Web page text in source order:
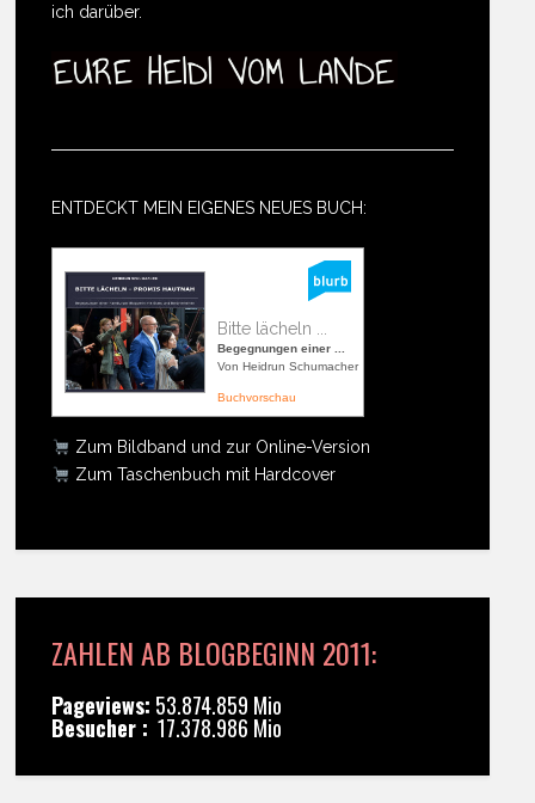
ich darüber.
ENTDECKT MEIN EIGENES NEUES BUCH:
Bitte lächeln ...
Begegnungen einer ...
Von Heidrun Schumacher
Buchvorschau
Zum Bildband und zur Online-Version
Zum Taschenbuch mit Hardcover
ZAHLEN AB BLOGBEGINN 2011:
Pageviews: 53.874.859 Mio
Besucher : 17.378.986 Mio